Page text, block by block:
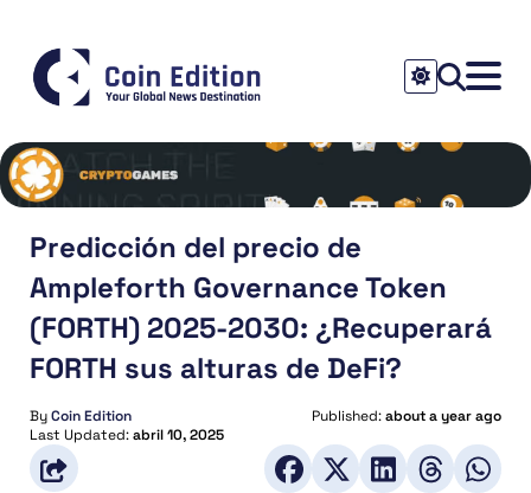
Predicción del precio de
Ampleforth Governance Token
(FORTH) 2025-2030: ¿Recuperará
FORTH sus alturas de DeFi?
ByCoin Edition Published:about a year ago
Last Updated:abril 10, 2025